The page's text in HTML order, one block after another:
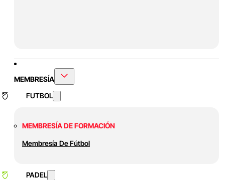
MEMBRESÍA
FUTBOL
MEMBRESÍA DE FORMACIÓN
Membresía De Fútbol
PADEL